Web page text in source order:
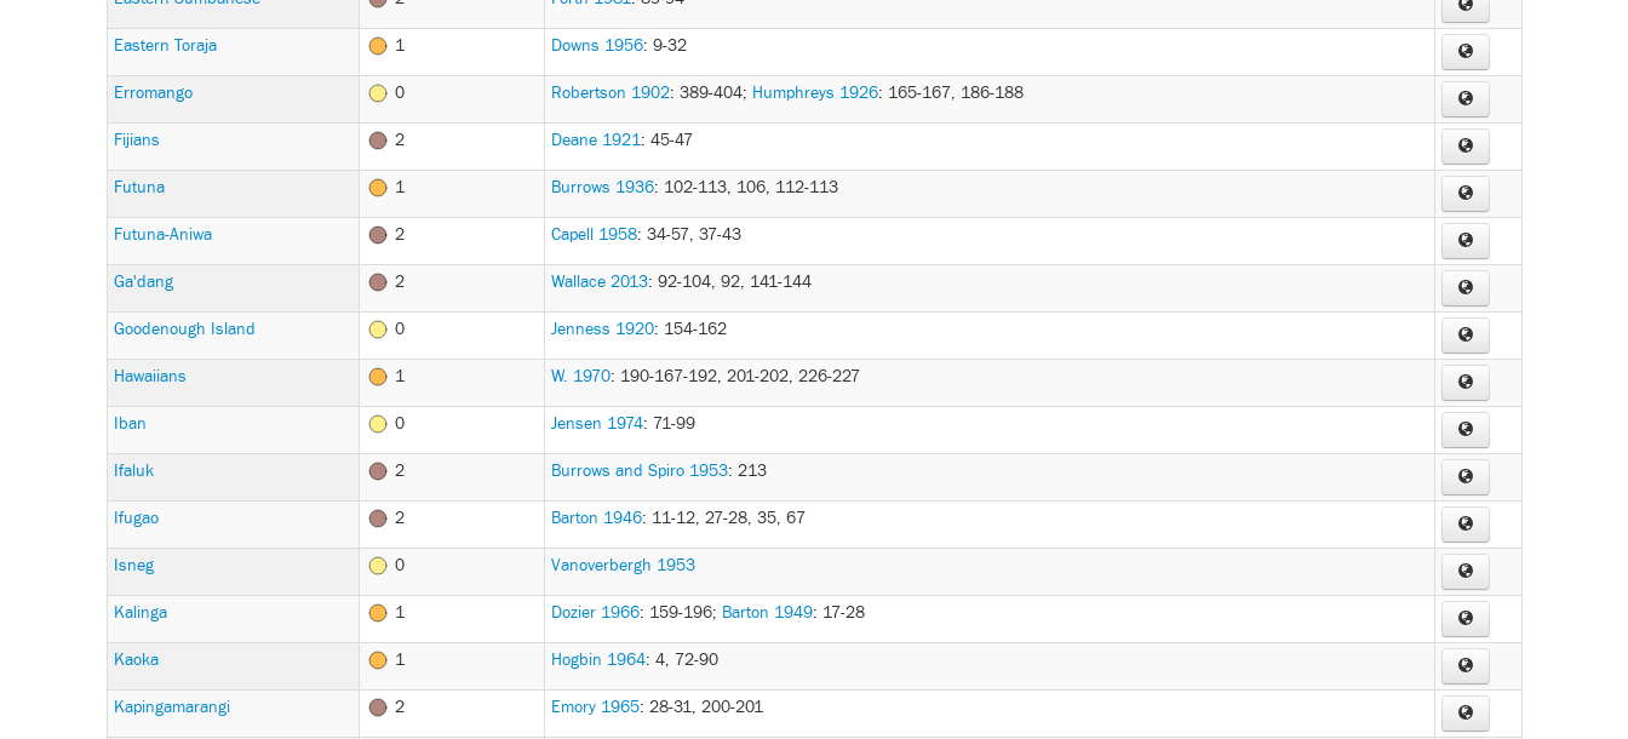
Eastern Toraja 1 Downs 1956: 9-32
Erromango 0 Robertson 1902: 389-404; Humphreys 1926: 165-167, 186-188
Fijians 2 Deane 1921: 45-47
Futuna 1 Burrows 1936: 102-113, 106, 112-113
Futuna-Aniwa 2 Capell 1958: 34-57, 37-43
Ga'dang 2 Wallace 2013: 92-104, 92, 141-144
Goodenough Island 0 Jenness 1920: 154-162
Hawaiians 1 W. 1970: 190-167-192, 201-202, 226-227
Iban 0 Jensen 1974: 71-99
Ifaluk 2 Burrows and Spiro 1953: 213
Ifugao 2 Barton 1946: 11-12, 27-28, 35, 67
Isneg 0 Vanoverbergh 1953
Kalinga 1 Dozier 1966: 159-196; Barton 1949: 17-28
Kaoka 1 Hogbin 1964: 4, 72-90
Kapingamarangi 2 Emory 1965: 28-31, 200-201